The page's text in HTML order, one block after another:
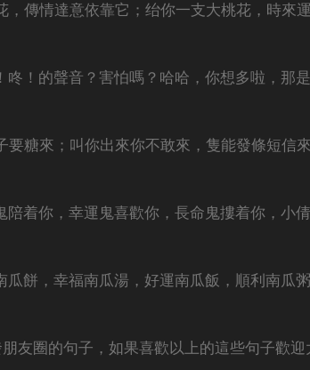
傳情達意依靠它；绐你一支大桃花，時來
！的聲音？害怕嗎？哈哈，你想多啦，那
糖來；叫你出來你不敢來，隻能發條短信
着你，幸運鬼喜歡你，長命鬼摟着你，小
餅，幸福南瓜湯，好運南瓜飯，順利南瓜
友圈的句子，如果喜歡以上的這些句子歡迎